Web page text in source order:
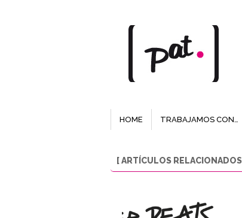
HOME TRABAJAMOS CON…
[ ARTÍCULOS